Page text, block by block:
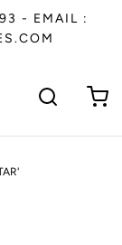
- EMAIL :